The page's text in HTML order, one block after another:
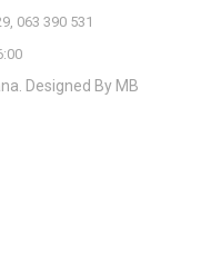
063 390 531
Designed By MB